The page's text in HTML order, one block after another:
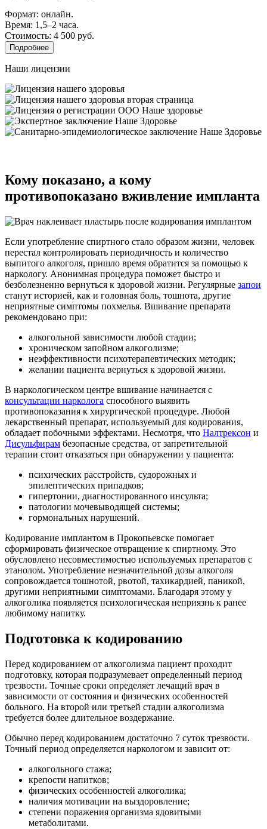
Формат: онлайн.
Время: 1,5–2 часа.
Стоимость: 4 500 руб.
Подробнее
Наши лицензии
Кому показано, а кому
противопоказано вживление импланта
Если употребление спиртного стало образом жизни, человек
перестал контролировать периодичность и количество
выпитого алкоголя, пришло время обратится за помощью к
наркологу. Анонимная процедура поможет быстро и
безболезненно вернуться к здоровой жизни. Регулярные запои
станут историей, как и головная боль, тошнота, другие
неприятные симптомы похмелья. Вшивание препарата
рекомендовано при:
алкогольной зависимости любой стадии;
хроническом запойном алкоголизме;
неэффективности психотерапевтических методик;
желании пациента вернуться к здоровой жизни.
В наркологическом центре вшивание начинается с
консультации нарколога способного выявить
противопоказания к хирургической процедуре. Любой
лекарственный препарат, используемый для кодирования,
обладает побочными эффектами. Несмотря, что Налтрексон и
Дисульфирам безопасные средства, от запретительной
терапии стоит отказаться при обнаружении у пациента:
психических расстройств, судорожных и
эпилептических припадков;
гипертонии, диагностированного инсульта;
патологии мочевыводящей системы;
гормональных нарушений.
Кодирование имплантом в Прокопьевске помогает
сформировать физическое отвращение к спиртному. Это
обусловлено несовместимостью используемых препаратов с
этанолом. Употребление незначительной дозы алкоголя
сопровождается тошнотой, рвотой, тахикардией, паникой,
другими неприятными симптомами. Благодаря этому у
алкоголика появляется психологическая неприязнь к ранее
любимому напитку.
Подготовка к кодированию
Перед кодированием от алкоголизма пациент проходит
подготовку, которая подразумевает определенный период
трезвости. Точные сроки определяет лечащий врач в
зависимости от состояния и физических особенностей
больного. На второй или третьей стадии алкоголизма
требуется более длительное воздержание.
Обычно перед кодированием достаточно 7 суток трезвости.
Точный период определяется наркологом и зависит от:
алкогольного стажа;
крепости напитков;
физических особенностей алкоголика;
наличия мотивации на выздоровление;
степени поражения организма ядовитыми
метаболитами.